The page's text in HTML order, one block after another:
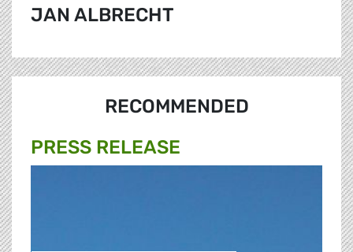
JAN ALBRECHT
RECOMMENDED
PRESS RELEASE